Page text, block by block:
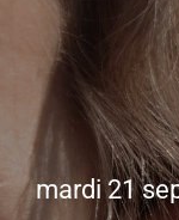
mardi 21